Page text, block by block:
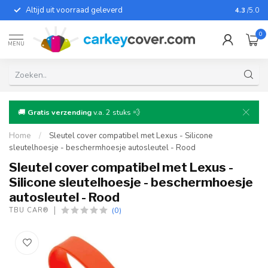
Altijd uit voorraad geleverd Voor
4.3 /5.0
MENU
0
🚚 Gratis verzendingv.a. 2 stuks 💨
Home /
Sleutel cover compatibel met Lexus - Silicone
sleutelhoesje - beschermhoesje autosleutel - Rood
Sleutel cover compatibel met Lexus -
Silicone sleutelhoesje - beschermhoesje
autosleutel - Rood
TBU CAR® (0)